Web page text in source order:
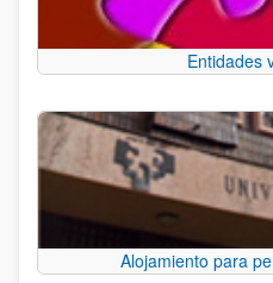
Entidades
Alojamiento para